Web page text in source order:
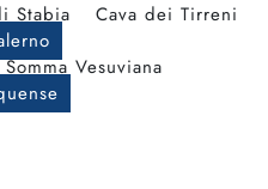
Stabia
Cava dei Tirreni
Somma Vesuviana